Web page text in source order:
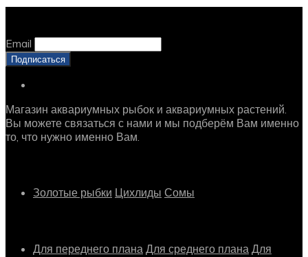
Email
Магазин аквариумных рыбок и аквариумных растений.
Вы можете связаться с нами и мы подберём Вам именно
то, что нужно именно Вам.
Золотые рыбки Цихлиды Сомы
Для переднего плана Для среднего плана Для